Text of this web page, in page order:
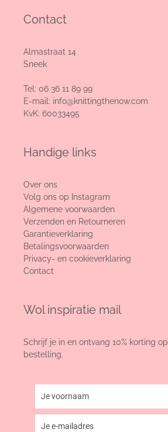
Contact
Almastraat 14
Sneek
Tel: 06 36 11 89 99
E-mail: info@knittingthenow.com
KvK: 60033495
Handige links
Over ons
Volg ons op Instagram
Algemene voorwaarden
Verzenden en Retourneren
Garantieverklaring
Betalingsvoorwaarden
Privacy- en cookieverklaring
Contact
Wol inspiratie mail
Schrijf je in en ontvang 10% korting
bestelling.